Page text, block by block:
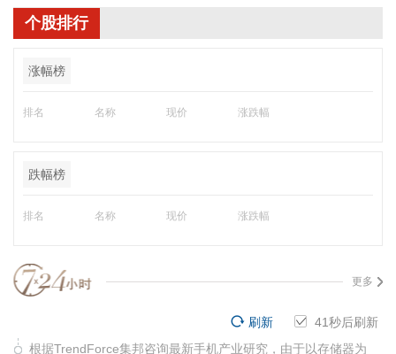
个股排行
涨幅榜
排名 名称 现价 涨跌幅
跌幅榜
排名 名称 现价 涨跌幅
更多
41秒后刷新
刷新
根据TrendForce集邦咨询最新手机产业研究，由于以存储器为